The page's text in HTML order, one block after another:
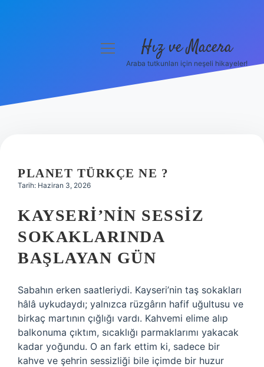
Hakkımızda
menüyü
Hız ve Macera
Araba tutkunları için neşeli hikayeler!
PLANET TÜRKÇE NE ?
Tarih: Haziran 3, 2026
KAYSERI’NIN SESSIZ
SOKAKLARINDA
BAŞLAYAN GÜN
Sabahın erken saatleriydi. Kayseri’nin taş sokakları
hâlâ uykudaydı; yalnızca rüzgârın hafif uğultusu ve
birkaç martının çığlığı vardı. Kahvemi elime alıp
balkonuma çıktım, sıcaklığı parmaklarımı yakacak
kadar yoğundu. O an fark ettim ki, sadece bir
kahve ve şehrin sessizliği bile içimde bir huzur